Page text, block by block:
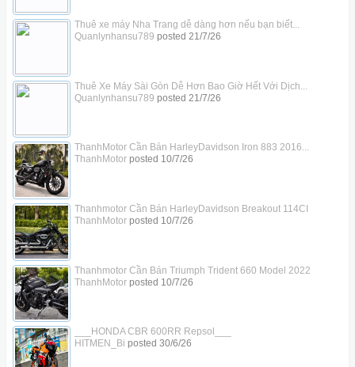
Thuê xe máy Nha Trang dễ dàng hơn nếu bạn biết...
Quanlynhansu789 posted 21/7/26
Thuê Xe Máy Sài Gòn Dễ Hơn Bao Giờ Hết Với Dịch...
Quanlynhansu789 posted 21/7/26
ThanhMotor Cần Bán HarleyDavidson Iron 883 2016...
ThanhMotorposted 10/7/26
Thanhmotor Cần Bán HarleyDavidson Breakout 114CI
ThanhMotorposted 10/7/26
Thanhmotor Cần Bán Triumph Trident 660 Model 2022
ThanhMotorposted 10/7/26
___HONDA CBR 600RR Repsol___
HITMEN_Bi posted 30/6/26